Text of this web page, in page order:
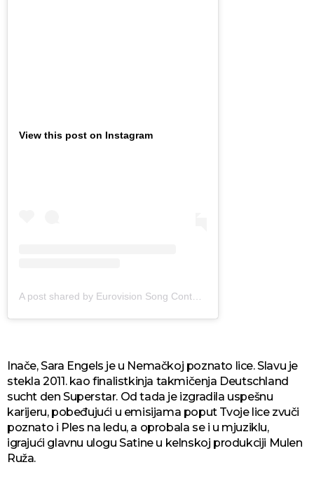
View this post on Instagram
A post shared by Eurovision Song Contest (@eurovision)
Inače, Sara Engels je u Nemačkoj poznato lice. Slavu je
stekla 2011. kao finalistkinja takmičenja Deutschland
sucht den Superstar. Od tada je izgradila uspešnu
karijeru, pobeđujući u emisijama poput Tvoje lice zvuči
poznato i Ples na ledu, a oprobala se i u mjuziklu,
igrajući glavnu ulogu Satine u kelnskoj produkciji Mulen
Ruža.